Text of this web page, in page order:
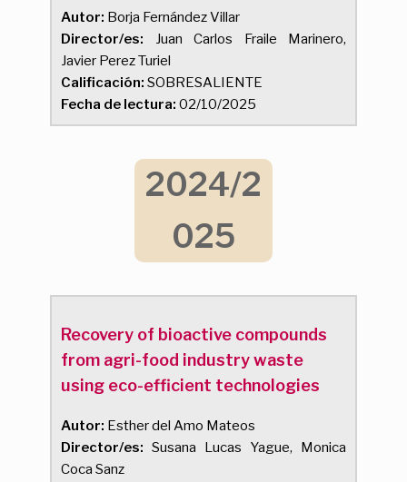
Autor: Borja Fernández Villar
Director/es: Juan Carlos Fraile Marinero,
Javier Perez Turiel
Calificación: SOBRESALIENTE
Fecha de lectura: 02/10/2025
2024/2
025
Recovery of bioactive compounds
from agri-food industry waste
using eco-efficient technologies
Autor: Esther del Amo Mateos
Director/es: Susana Lucas Yague, Monica
Coca Sanz